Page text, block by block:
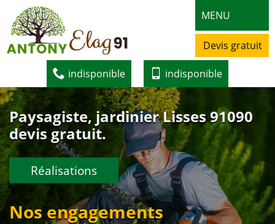
MENU
Devis gratuit
indisponible indisponible
Paysagiste, jardinier Lisses 91090
devis gratuit.
Réalisations
Nos engagements